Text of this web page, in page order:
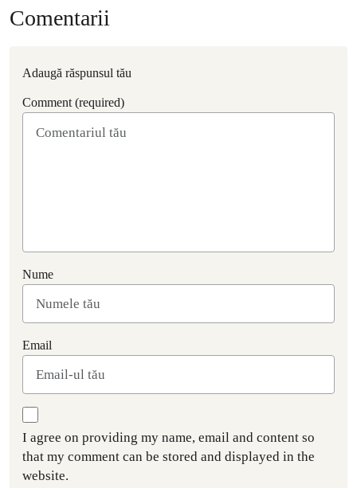
Comentarii
Adaugă răspunsul tău
Comment (required)
Nume
Email
I agree on providing my name, email and content so
that my comment can be stored and displayed in the
website.